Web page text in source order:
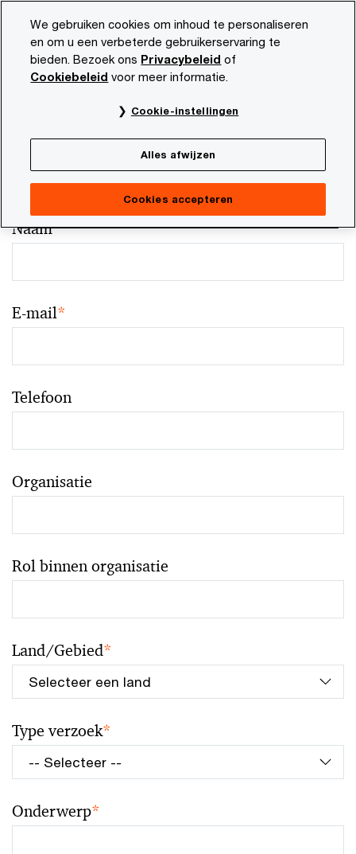
content
footer
Your comments & suggestions
Required fields are marked with an asterisk(
Fons Kop
Naam*
E-mail*
Telefoon
Organisatie
Rol binnen organisatie
Land/Gebied*
Type verzoek*
Onderwerp*
We gebruiken cookies om inhoud te personaliseren
en om u een verbeterde gebruikerservaring te
bieden. Bezoek ons Privacybeleid of
Cookiebeleid voor meer informatie.
Cookie-instellingen
Alles afwijzen
Cookies accepteren